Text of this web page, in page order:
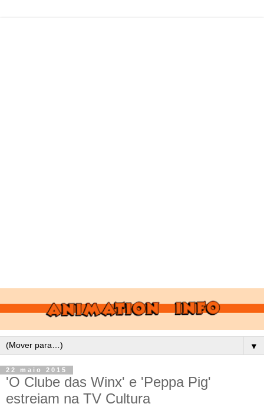
▼
22 maio 2015
'O Clube das Winx' e 'Peppa Pig'
estreiam na TV Cultura